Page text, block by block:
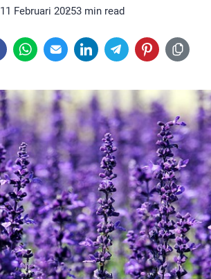
11 Februari 20253 min read